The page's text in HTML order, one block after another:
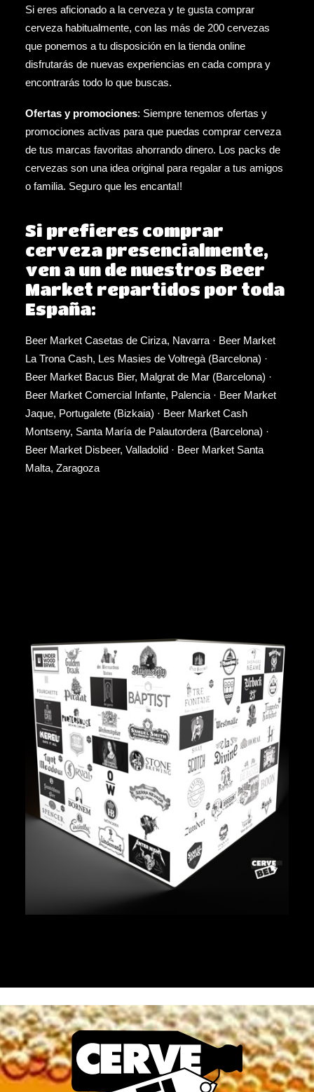
Si eres aficionado a la cerveza y te gusta comprar
cerveza habitualmente, con las más de 200 cervezas
que ponemos a tu disposición en la tienda online
disfrutarás de nuevas experiencias en cada compra y
encontrarás todo lo que buscas.
Ofertas y promociones: Siempre tenemos ofertas y
promociones activas para que puedas comprar cerveza
de tus marcas favoritas ahorrando dinero. Los packs de
cervezas son una idea original para regalar a tus amigos
o familia. Seguro que les encanta!!
Si prefieres comprar
cerveza presencialmente,
ven a un de nuestros Beer
Market repartidos por toda
España:
Beer Market Casetas de Ciriza, Navarra · Beer Market
La Trona Cash, Les Masies de Voltregà (Barcelona) ·
Beer Market Bacus Bier, Malgrat de Mar (Barcelona) ·
Beer Market Comercial Infante, Palencia · Beer Market
Jaque, Portugalete (Bizkaia) · Beer Market Cash
Montseny, Santa María de Palautordera (Barcelona) ·
Beer Market Disbeer, Valladolid · Beer Market Santa
Malta, Zaragoza